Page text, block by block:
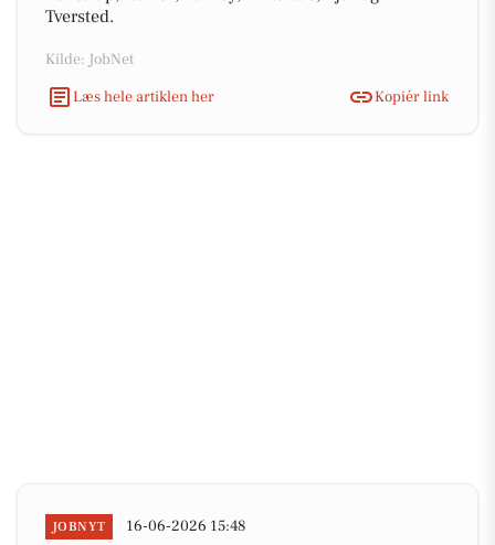
Tversted.
Kilde: JobNet
Læs hele artiklen her
Kopiér link
JOBNYT 16-06-2026 15:48